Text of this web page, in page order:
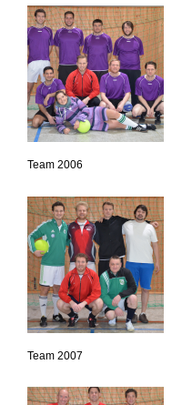
Team 2006
Team 2007